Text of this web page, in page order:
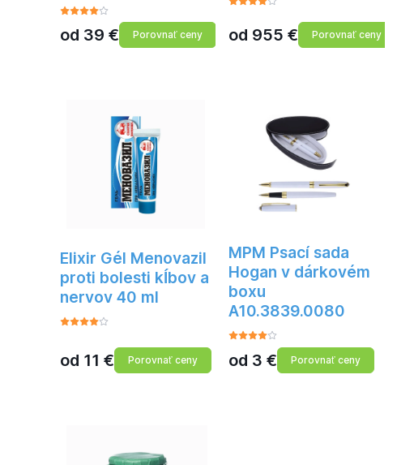
od 39 € Porovnať ceny od 955 € Porovnať ceny
Elixir Gél Menovazil
proti bolesti kĺbov a
nervov 40 ml
od 11 € Porovnať ceny
MPM Psací sada
Hogan v dárkovém
boxu
A10.3839.0080
od 3 € Porovnať ceny